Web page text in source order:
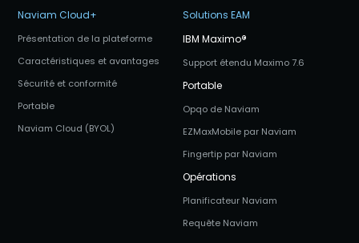
Naviam Cloud+
Présentation de la plateforme
Caractéristiques et avantages
Sécurité et conformité
Portable
Naviam Cloud (BYOL)
Solutions EAM
IBM Maximo®
Support étendu Maximo 7.6
Portable
Opqo de Naviam
EZMaxMobile par Naviam
Fingertip par Naviam
Opérations
Planificateur Naviam
Requête Naviam